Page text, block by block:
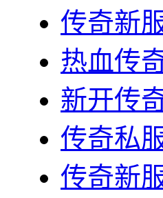
传奇新
热血传
新开传
传奇私
传奇新